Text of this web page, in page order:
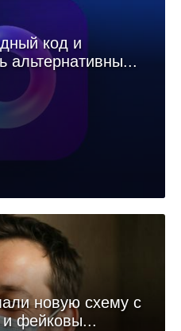
код и
альтернативны...
новую схему с
фейковы...